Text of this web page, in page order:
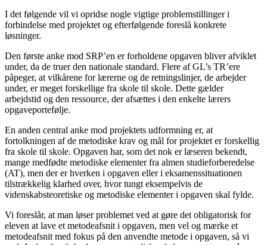
I det følgende vil vi opridse nogle vigtige problemstillinger i
forbindelse med projektet og efterfølgende foreslå konkrete
løsninger.
Den første anke mod SRP’en er forholdene opgaven bliver afviklet
under, da de truer den nationale standard. Flere af GL’s TR’ere
påpeger, at vilkårene for lærerne og de retningslinjer, de arbejder
under, er meget forskellige fra skole til skole. Dette gælder
arbejdstid og den ressource, der afsættes i den enkelte lærers
opgaveportefølje.
En anden central anke mod projektets udformning er, at
fortolkningen af de metodiske krav og mål for projektet er forskellig
fra skole til skole. Opgaven har, som det nok er læseren bekendt,
mange medfødte metodiske elementer fra almen studieforberedelse
(AT), men der er hverken i opgaven eller i eksamenssituationen
tilstrækkelig klarhed over, hvor tungt eksempelvis de
videnskabsteoretiske og metodiske elementer i opgaven skal fylde.
Vi foreslår, at man løser problemet ved at gøre det obligatorisk for
eleven at lave et metodeafsnit i opgaven, men vel og mærke et
metodeafsnit med fokus på den anvendte metode i opgaven, så vi